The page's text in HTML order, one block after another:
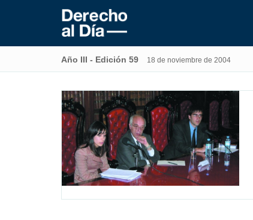
Año III - Edición 59 18 de noviembre de 2004